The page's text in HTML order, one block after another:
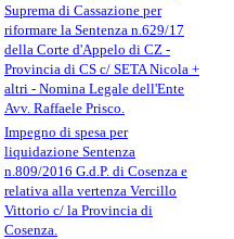
Suprema di Cassazione per
riformare la Sentenza n.629/17
della Corte d'Appelo di CZ -
Provincia di CS c/ SETA Nicola +
altri - Nomina Legale dell'Ente
Avv. Raffaele Prisco.
Impegno di spesa per
liquidazione Sentenza
n.809/2016 G.d.P. di Cosenza e
relativa alla vertenza Vercillo
Vittorio c/ la Provincia di
Cosenza.